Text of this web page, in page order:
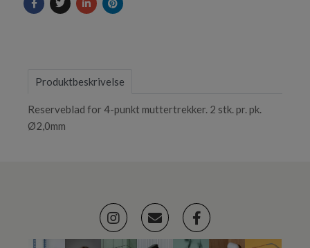
Produktbeskrivelse
Reserveblad for 4-punkt muttertrekker. 2 stk. pr. pk.
Ø2,0mm